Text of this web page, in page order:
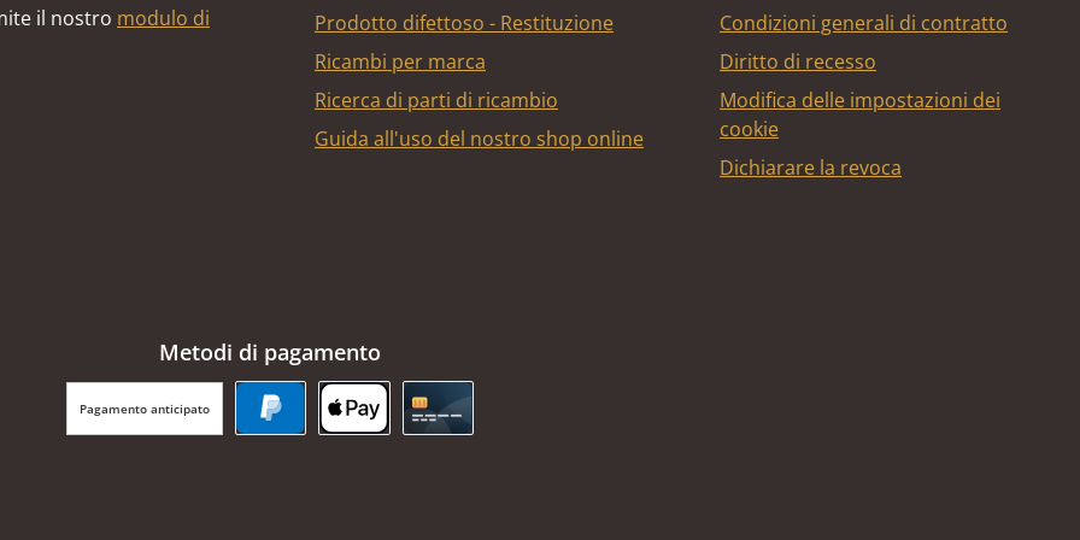
il nostro modulo di
Prodotto difettoso - Restituzione
Ricambi per marca
Ricerca di parti di ricambio
Guida all'uso del nostro shop online
Condizioni generali di contratto
Diritto di recesso
Modifica delle impostazioni dei
cookie
Dichiarare la revoca
Metodi di pagamento
Pagamento anticipato